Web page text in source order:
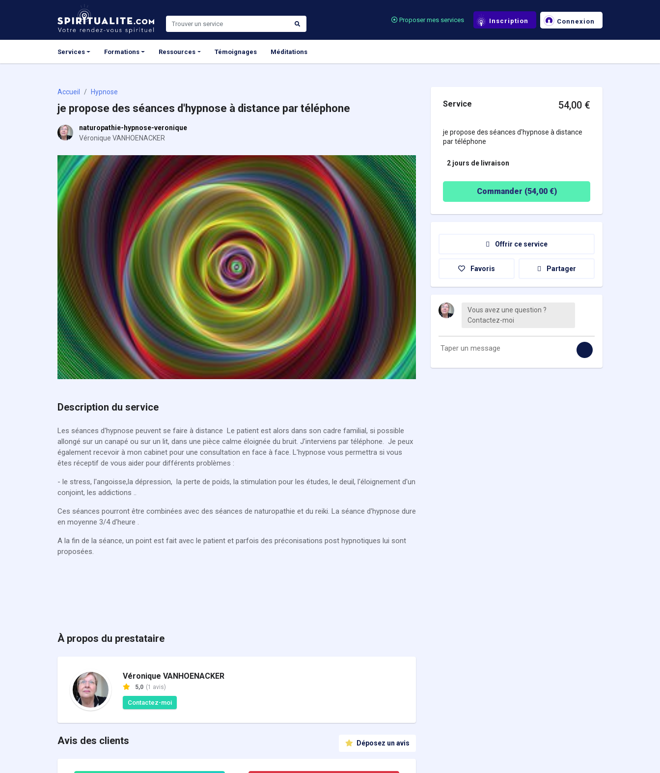
Proposer mes services Inscription Connexion
Services Formations Ressources Témoignages Méditations
Accueil Hypnose
je propose des séances d'hypnose à distance par téléphone
naturopathie-hypnose-veronique
Véronique VANHOENACKER
Description du service
Les séances d'hypnose peuvent se faire à distance Le patient est alors dans son cadre familial, si possible
allongé sur un canapé ou sur un lit, dans une pièce calme éloignée du bruit. J'interviens par téléphone. Je peux
également recevoir à mon cabinet pour une consultation en face à face. L'hypnose vous permettra si vous
êtes réceptif de vous aider pour différents problèmes :
- le stress, l'angoisse,la dépression, la perte de poids, la stimulation pour les études, le deuil, l'éloignement d'un
conjoint, les addictions ..
Ces séances pourront être combinées avec des séances de naturopathie et du reiki. La séance d'hypnose dure
en moyenne 3/4 d'heure .
A la fin de la séance, un point est fait avec le patient et parfois des préconisations post hypnotiques lui sont
proposées.
À propos du prestataire
Véronique VANHOENACKER
5,0 (1 avis)
Contactez-moi
Déposez un avis
Avis des clients
Service 54,00 €
je propose des séances d'hypnose à distance
par téléphone
2 jours de livraison
Commander (54,00€)
Offrir ce service
Favoris Partager
Vous avez une question ?
Contactez-moi
Panneau de gestion des cookies